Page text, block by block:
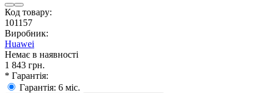
Код товару:
101157
Виробник:
Huawei
Немає в наявності
1 843 грн.
* Гарантія:
Гарантія: 6 міс.